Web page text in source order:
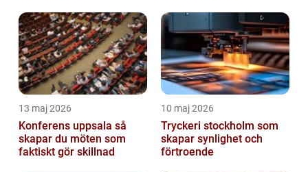
13 maj 2026
Konferens uppsala så
skapar du möten som
faktiskt gör skillnad
10 maj 2026
Tryckeri stockholm som
skapar synlighet och
förtroende